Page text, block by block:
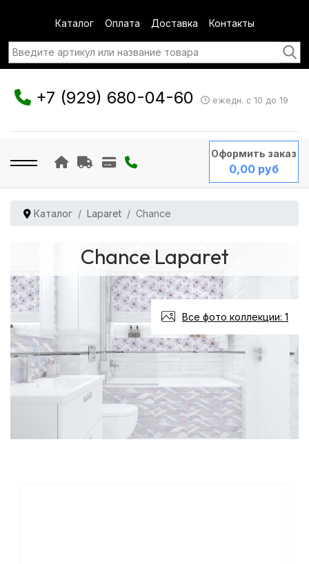
Каталог Оплата Доставка Контакты
+7 (929) 680-04-60 ежедн. с 10 до 19
Оформить заказ
0,00 руб
Каталог Laparet Chance
Chance Laparet
Все фото коллекции: 1